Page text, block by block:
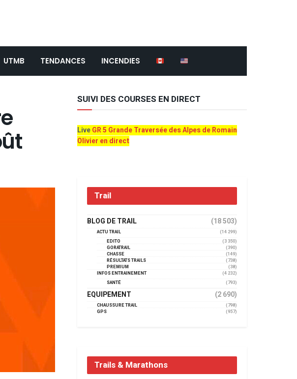
UTMB TENDANCES INCENDIES
SUIVI DES COURSES EN DIRECT
LiveGR 5 Grande Traversée des Alpes de Romain
Olivier en direct
Trail
BLOG DE TRAIL (18 503)
ACTU TRAIL
(14 299)
EDITO
(3 350)
GORATRAIL
(390)
CHASSE
(149)
RÉSULTATS TRAILS
(738)
PREMIUM
(38)
INFOS ENTRAINEMENT
(4 232)
SANTÉ
(793)
EQUIPEMENT (2 690)
CHAUSSURE TRAIL
(798)
GPS
(957)
Trails & Marathons